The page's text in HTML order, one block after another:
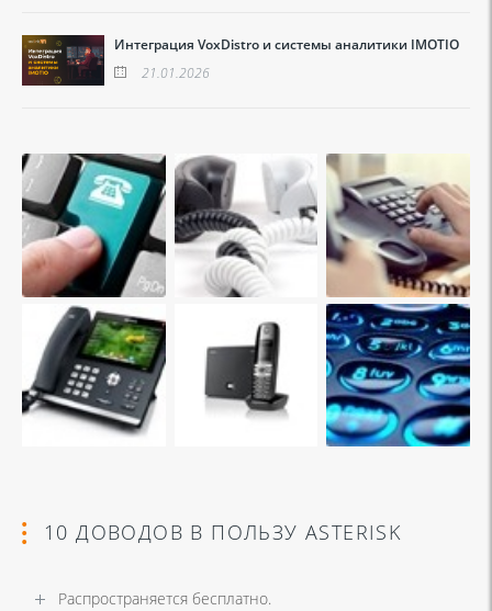
Интеграция VoxDistro и системы аналитики IMOTIO
21.01.2026
10 ДОВОДОВ В ПОЛЬЗУ ASTERISK
Распространяется бесплатно.